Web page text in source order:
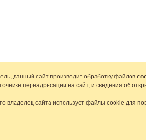
данный сайт производит обработку файлов
переадресации на сайт, и сведения об
владелец сайта использует файлы cookie для